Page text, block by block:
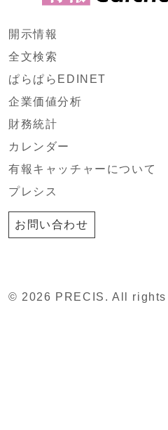
開示情報
全文検索
ぱらぱらEDINET
企業価値分析
財務統計
カレンダー
有報キャッチャーについて
プレシス
お問い合わせ
© 2026 PRECIS. All rights